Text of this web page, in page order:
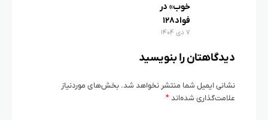
خوب» در
فواد۱۲۸
۷ دی ۱۴۰۴
دیدگاهتان را بنویسید
نشانی ایمیل شما منتشر نخواهد شد. بخش‌های موردنیاز
علامت‌گذاری شده‌اند*